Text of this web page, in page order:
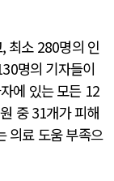
최소 280명의 인
명의 기자들이
에 있는 모든 12
중 31개가 피해
의료 도움 부족으